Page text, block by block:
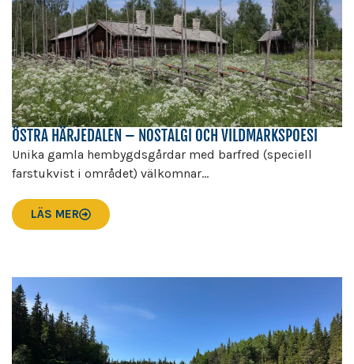
ÖSTRA HÄRJEDALEN – NOSTALGI OCH VILDMARKSPOESI
Unika gamla hembygdsgårdar med barfred (speciell
farstukvist i området) välkomnar...
LÄS MER